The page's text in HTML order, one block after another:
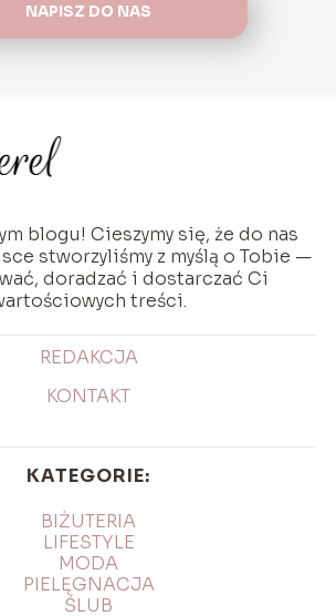
NAPISZ DO NAS
blogu! Cieszymy się, że do nas
stworzyliśmy z myślą o Tobie —
doradzać i dostarczać Ci
treści.
REDAKCJA
KONTAKT
KATEGORIE:
BIŻUTERIA
LIFESTYLE
MODA
PIELĘGNACJA
ŚLUB